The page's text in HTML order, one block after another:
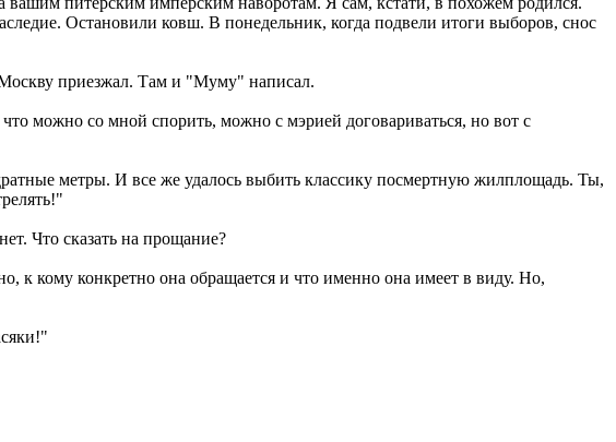
Остановили ковш. В понедельник, когда подвели итоги выборов, снос
приезжал. Там и "Муму" написал.
можно со мной спорить, можно с мэрией договариваться, но вот с
метры. И все же удалось выбить классику посмертную жилплощадь. Ты,
Что сказать на прощание?
к кому конкретно она обращается и что именно она имеет в виду. Но,